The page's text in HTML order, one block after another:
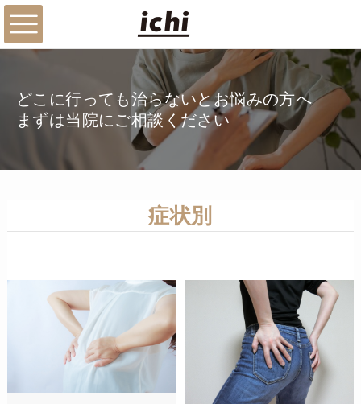
どこに行っても治らないとお悩みの方へ
まずは当院にご相談ください
症状別